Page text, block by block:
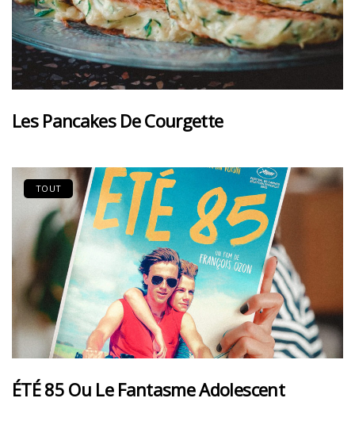
Les Pancakes De Courgette
TOUT
ÉTÉ 85 Ou Le Fantasme Adolescent